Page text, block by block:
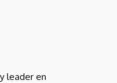
leader en